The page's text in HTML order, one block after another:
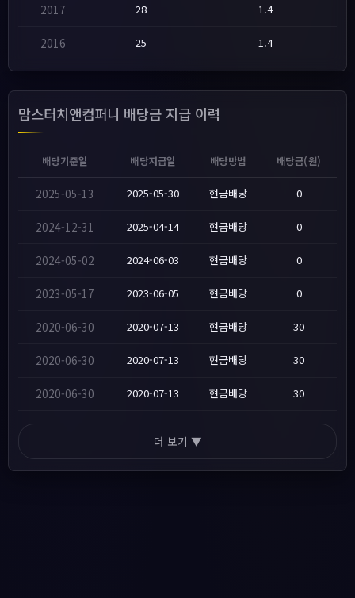
2017 28 1.4
2016 25 1.4
맘스터치앤컴퍼니 배당금 지급 이력
배당기준일 배당지급일 배당방법 배당금(원)
2025-05-13 2025-05-30 현금배당 0
2024-12-31 2025-04-14 현금배당 0
2024-05-02 2024-06-03 현금배당 0
2023-05-17 2023-06-05 현금배당 0
2020-06-30 2020-07-13 현금배당 30
2020-06-30 2020-07-13 현금배당 30
2020-06-30 2020-07-13 현금배당 30
더 보기 ▼